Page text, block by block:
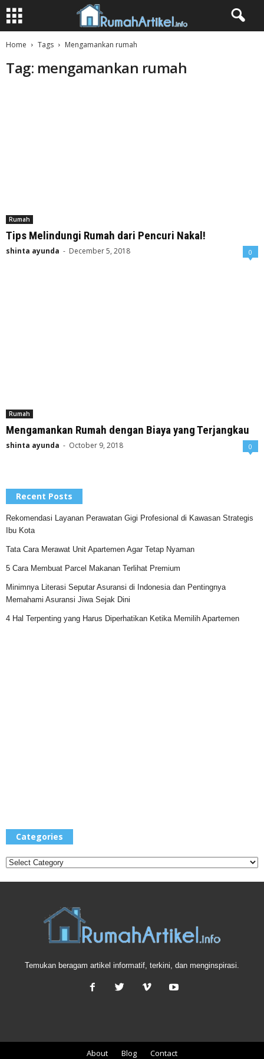
Home Tags Mengamankan rumah
Tag: mengamankan rumah
Rumah
Tips Melindungi Rumah dari Pencuri Nakal!
shinta ayunda - December 5, 2018 0
Rumah
Mengamankan Rumah dengan Biaya yang Terjangkau
shinta ayunda - October 9, 2018 0
Recent Posts
Rekomendasi Layanan Perawatan Gigi Profesional di Kawasan Strategis
Ibu Kota
Tata Cara Merawat Unit Apartemen Agar Tetap Nyaman
5 Cara Membuat Parcel Makanan Terlihat Premium
Minimnya Literasi Seputar Asuransi di Indonesia dan Pentingnya
Memahami Asuransi Jiwa Sejak Dini
4 Hal Terpenting yang Harus Diperhatikan Ketika Memilih Apartemen
Categories
Temukan beragam artikel informatif, terkini, dan menginspirasi.
About Blog
Contact